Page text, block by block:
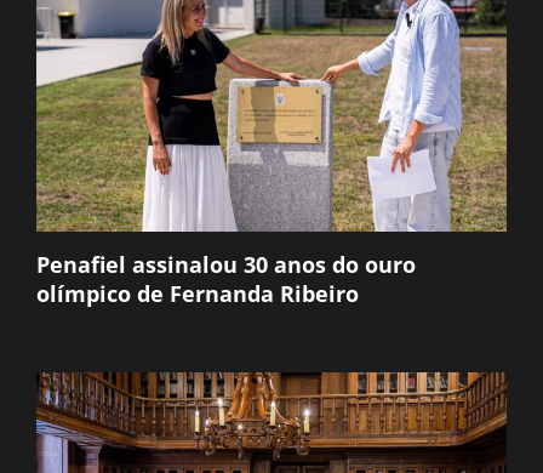
Penafiel assinalou 30 anos do ouro
olímpico de Fernanda Ribeiro